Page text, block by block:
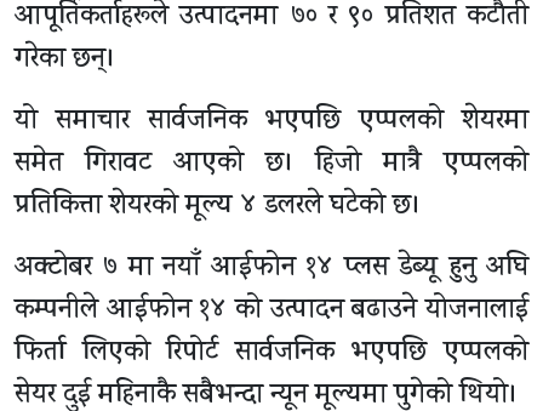
आपूर्तिकर्ताहरूले उत्पादनमा ७० र ९० प्रतिशत कटाैती
गरेका छन्।
यो समाचार सार्वजनिक भएपछि एप्पलको शेयरमा
समेत गिरावट आएको छ। हिजो मात्रै एप्पलको
प्रतिकित्ता शेयरको मूल्य ४ डलरले घटेको छ।
अक्टोबर ७ मा नयाँ आईफोन १४ प्लस डेब्यू हुनु अघि
कम्पनीले आईफोन १४ को उत्पादन बढाउने योजनालाई
फिर्ता लिएको रिपोर्ट सार्वजनिक भएपछि एप्पलको
सेयर दुई महिनाकै सबैभन्दा न्यून मूल्यमा पुगेको थियो।